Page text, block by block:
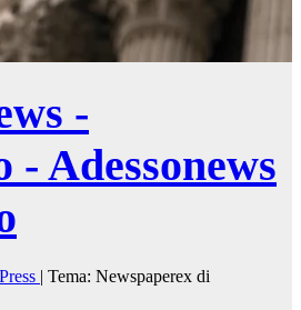
-
- Adessonews
| Tema: Newspaperex di